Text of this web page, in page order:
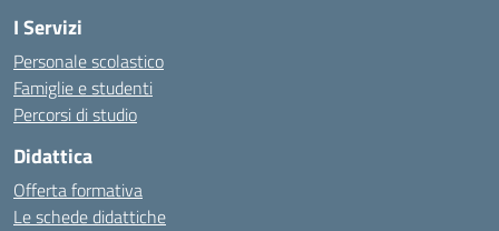
I Servizi
Personale scolastico
Famiglie e studenti
Percorsi di studio
Didattica
Offerta formativa
Le schede didattiche